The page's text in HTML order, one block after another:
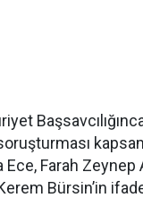
Ece, Farah Zeynep
Bürsin’in